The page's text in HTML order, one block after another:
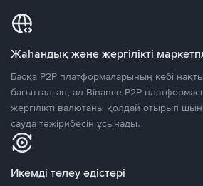
Жаһандық және жергілікті
Басқа P2P платформаларының көбі
бағытталған, ал Binance P2P
жергілікті валютаны қолдай отырып
сауда тәжірибесін ұсынады.
Икемді төлеу әдістері